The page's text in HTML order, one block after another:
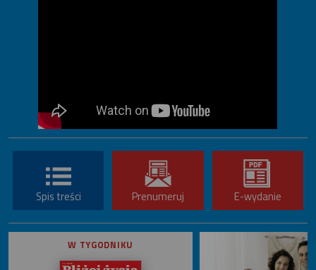
Spis treści Prenumeruj E-wydanie
W TYGODNIKU